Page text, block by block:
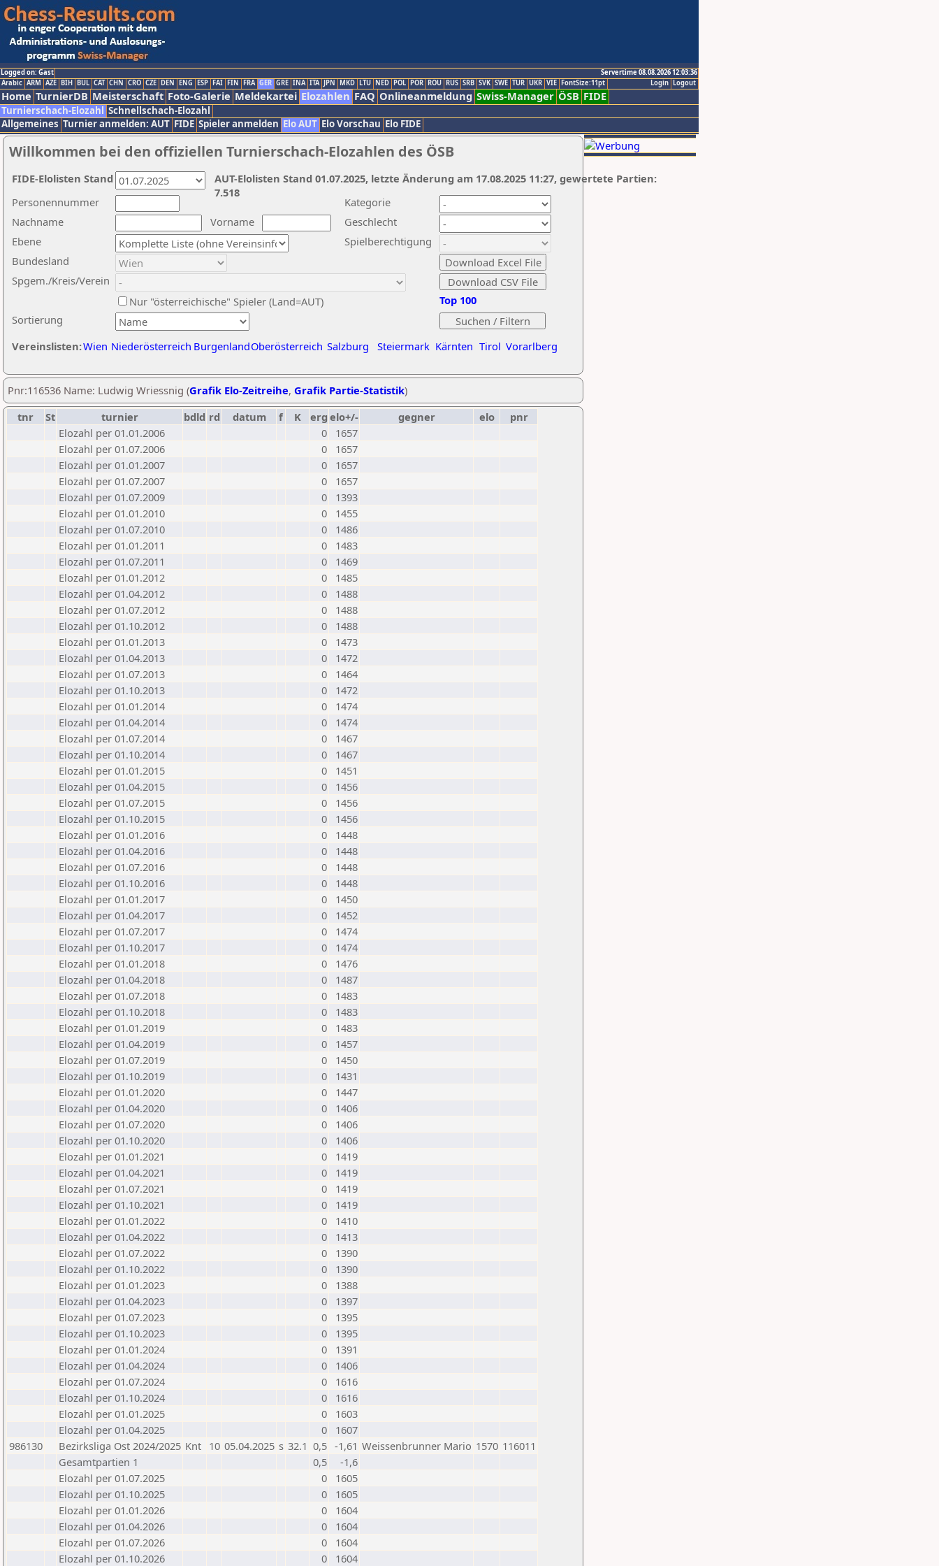
Logged on: Gast
Servertime 08.08.2026 12:03:36
Logout
Login
Arabic ARM AZE BIH BUL CAT CHN CRO CZE DEN ENG ESP FAI FIN FRA GER GRE INA ITA JPN MKD LTU NED POL POR ROU RUS SRB SVK SWE TUR UKR VIE FontSize:11pt
Home TurnierDB Meisterschaft Foto-Galerie Meldekartei Elozahlen FAQ Onlineanmeldung Swiss-Manager ÖSB FIDE
Turnierschach-Elozahl Schnellschach-Elozahl
Allgemeines Turnier anmelden: AUT FIDE Spieler anmelden Elo AUT Elo Vorschau Elo FIDE
Willkommen bei den offiziellen Turnierschach-Elozahlen des ÖSB
Nachname
Vorname
Ebene
Kategorie
Sortierung
Personennummer
Bundesland
Spgem./Kreis/Verein
Geschlecht
Nur "österreichische" Spieler (Land=AUT)
Spielberechtigung
Vereinslisten:Wien Niederösterreich BurgenlandOberösterreich Salzburg Steiermark Kärnten Tirol Vorarlberg
Top 100
AUT-Elolisten Stand 01.07.2025, letzte Änderung am 17.08.2025 11:27, gewertete Partien:
7.518
FIDE-Elolisten Stand
Pnr:116536 Name: Ludwig Wriessnig (Grafik Elo-Zeitreihe, Grafik Partie-Statistik)
tnr
St turnier bdld rd datum f K erg elo+/- gegner elo
pnr
Elozahl per 01.01.2006
0
1657
Elozahl per 01.07.2006
0
1657
Elozahl per 01.01.2007
0
1657
Elozahl per 01.07.2007
0
1657
Elozahl per 01.07.2009
0
1393
Elozahl per 01.01.2010
0
1455
Elozahl per 01.07.2010
0
1486
Elozahl per 01.01.2011
0
1483
Elozahl per 01.07.2011
0
1469
Elozahl per 01.01.2012
0
1485
Elozahl per 01.04.2012
0
1488
Elozahl per 01.07.2012
0
1488
Elozahl per 01.10.2012
0
1488
Elozahl per 01.01.2013
0
1473
Elozahl per 01.04.2013
0
1472
Elozahl per 01.07.2013
0
1464
Elozahl per 01.10.2013
0
1472
Elozahl per 01.01.2014
0
1474
Elozahl per 01.04.2014
0
1474
Elozahl per 01.07.2014
0
1467
Elozahl per 01.10.2014
0
1467
Elozahl per 01.01.2015
0
1451
Elozahl per 01.04.2015
0
1456
Elozahl per 01.07.2015
0
1456
Elozahl per 01.10.2015
0
1456
Elozahl per 01.01.2016
0
1448
Elozahl per 01.04.2016
0
1448
Elozahl per 01.07.2016
0
1448
Elozahl per 01.10.2016
0
1448
Elozahl per 01.01.2017
0
1450
Elozahl per 01.04.2017
0
1452
Elozahl per 01.07.2017
0
1474
Elozahl per 01.10.2017
0
1474
Elozahl per 01.01.2018
0
1476
Elozahl per 01.04.2018
0
1487
Elozahl per 01.07.2018
0
1483
Elozahl per 01.10.2018
0
1483
Elozahl per 01.01.2019
0
1483
Elozahl per 01.04.2019
0
1457
Elozahl per 01.07.2019
0
1450
Elozahl per 01.10.2019
0
1431
Elozahl per 01.01.2020
0
1447
Elozahl per 01.04.2020
0
1406
Elozahl per 01.07.2020
0
1406
Elozahl per 01.10.2020
0
1406
Elozahl per 01.01.2021
0
1419
Elozahl per 01.04.2021
0
1419
Elozahl per 01.07.2021
0
1419
Elozahl per 01.10.2021
0
1419
Elozahl per 01.01.2022
0
1410
Elozahl per 01.04.2022
0
1413
Elozahl per 01.07.2022
0
1390
Elozahl per 01.10.2022
0
1390
Elozahl per 01.01.2023
0
1388
Elozahl per 01.04.2023
0
1397
Elozahl per 01.07.2023
0
1395
Elozahl per 01.10.2023
0
1395
Elozahl per 01.01.2024
0
1391
Elozahl per 01.04.2024
0
1406
Elozahl per 01.07.2024
0
1616
Elozahl per 01.10.2024
0
1616
Elozahl per 01.01.2025
0
1603
Elozahl per 01.04.2025
0
1607
986130
Bezirksliga Ost 2024/2025 Knt 10 05.04.2025 s 32.1 0,5 -1,61 Weissenbrunner Mario 1570 116011
Gesamtpartien 1
0,5
-1,6
Elozahl per 01.07.2025
0
1605
Elozahl per 01.10.2025
0
1605
Elozahl per 01.01.2026
0
1604
Elozahl per 01.04.2026
0
1604
Elozahl per 01.07.2026
0
1604
Elozahl per 01.10.2026
0 1604